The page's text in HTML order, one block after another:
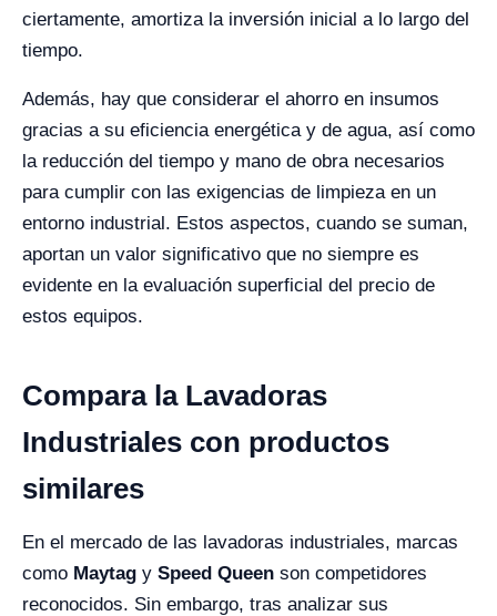
ciertamente, amortiza la inversión inicial a lo largo del
tiempo.
Además, hay que considerar el ahorro en insumos
gracias a su eficiencia energética y de agua, así como
la reducción del tiempo y mano de obra necesarios
para cumplir con las exigencias de limpieza en un
entorno industrial. Estos aspectos, cuando se suman,
aportan un valor significativo que no siempre es
evidente en la evaluación superficial del precio de
estos equipos.
Compara la Lavadoras
Industriales con productos
similares
En el mercado de las lavadoras industriales, marcas
como Maytag y Speed Queen son competidores
reconocidos. Sin embargo, tras analizar sus